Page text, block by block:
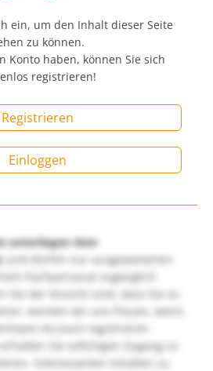
ein, um den Inhalt dieser Seite
zu können.
Konto haben, können Sie sich
registrieren!
Registrieren
Einloggen
unterliegen dem
und dürfen nur ausgewiesenen
Fachpersonal zugänglich
Sie der Ansicht sind, dass Sie zu
würden wir uns freuen, wenn
Account registrieren
Sie sofortigen Zugang zu
interessanten Inhalten zu